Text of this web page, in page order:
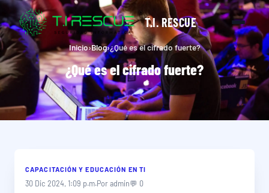
T.I. RESCUE
Inicio›Blog›¿Qué es el cifrado fuerte?
¿Qué es el cifrado fuerte?
CAPACITACIÓN Y EDUCACIÓN EN TI
30 Dic 2024, 1:09 p.m.Por admin💬 0